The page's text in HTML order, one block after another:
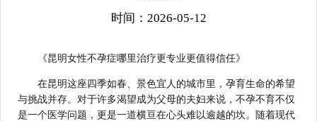
时间：2026-05-12
《昆明女性不孕症哪里治疗更专业更值得信任》
在昆明这座四季如春、景色宜人的城市里，孕育生命的希望
与挑战并存。对于许多渴望成为父母的夫妇来说，不孕不育不仅
是一个医学问题，更是一道横亘在心头难以逾越的坎。随着现代